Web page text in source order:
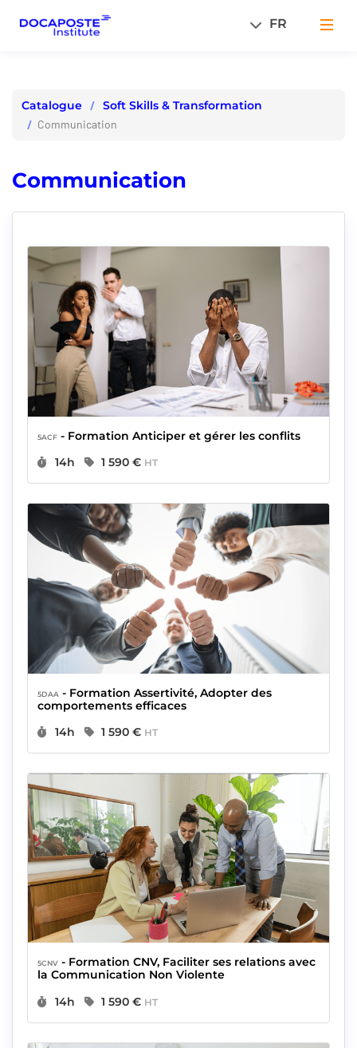
FR
Catalogue Soft Skills & Transformation
Communication
Communication
5ACF
- Formation Anticiper et gérer les conflits
Durée :
14h Prix :
1 590 € HT
5DAA - Formation Assertivité, Adopter des
comportements efficaces
Durée :
14h Prix :
1 590 € HT
5CNV - Formation CNV, Faciliter ses relations avec
la Communication Non Violente
Durée :
14h Prix :
1 590 € HT